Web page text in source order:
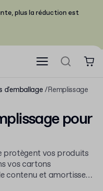
plus la réduction est
d'emballage Remplissage
pour
protègent vos produits
vos cartons
contenu et amortissent